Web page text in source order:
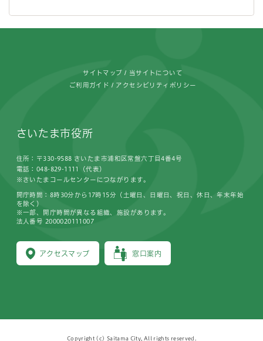
サイトマップ 当サイトについて
ご利用ガイド アクセシビリティポリシー
さいたま市役所
住所：〒330-9588 さいたま市浦和区常盤六丁目4番4号
電話：048-829-1111（代表）
※さいたまコールセンターにつながります。
アクセスマップ 窓口案内
開庁時間：8時30分から17時15分（土曜日、日曜日、祝日、休日、年末年始
を除く）
※一部、開庁時間が異なる組織、施設があります。
法人番号 2000020111007
Copyright (c) Saitama City, All rights reserved.